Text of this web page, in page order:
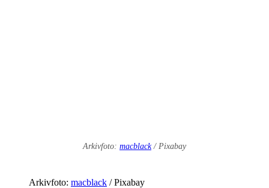
Arkivfoto: macblack/ Pixabay
Arkivfoto: macblack / Pixabay